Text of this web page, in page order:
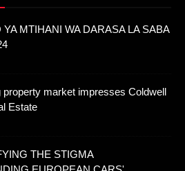
YA MTIHANI WA DARASA LA SABA
property market impresses Coldwell
Estate
THE STIGMA